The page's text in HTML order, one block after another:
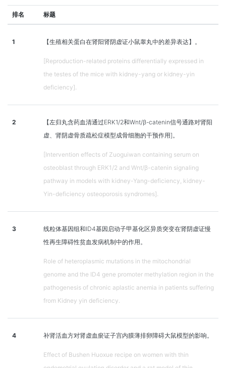
排名 标题
1 【生殖相关蛋白在肾阳肾阴虚证小鼠睾丸中的差异表达】。
[Reproduction-related proteins differentially expressed in
the testes of the mice with kidney-yang or kidney-yin
deficiency].
2
【左归丸含药血清通过ERK1/2和Wnt/β-catenin信号通路对肾阳
虚、肾阴虚骨质疏松症模型成骨细胞的干预作用]。
[Intervention effects of Zuoguiwan containing serum on
osteoblast through ERK1/2 and Wnt/β-catenin signaling
pathway in models with kidney-Yang-deficiency, kidney-
Yin-deficiency osteoporosis syndromes].
3
线粒体基因组和ID4基因启动子甲基化区异质突变在肾阴虚证慢
性再生障碍性贫血发病机制中的作用。
Role of heteroplasmic mutations in the mitochondrial
genome and the ID4 gene promoter methylation region in the
pathogenesis of chronic aplastic anemia in patients suffering
from Kidney yin deficiency.
4 补肾活血方对肾虚血瘀证子宫内膜薄排卵障碍大鼠模型的影响。
Effect of Bushen Huoxue recipe on women with thin